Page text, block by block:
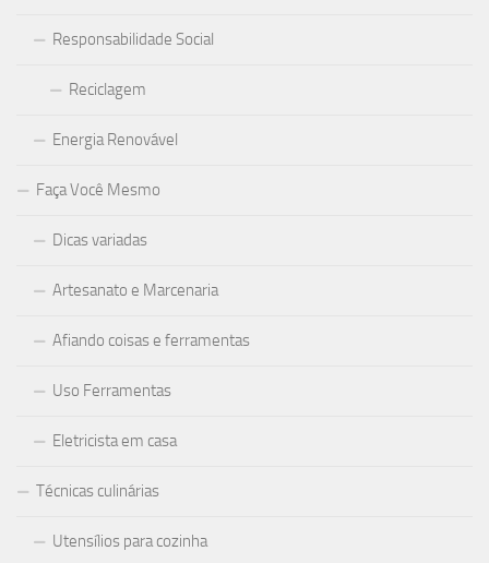
Responsabilidade Social
Reciclagem
Energia Renovável
Faça Você Mesmo
Dicas variadas
Artesanato e Marcenaria
Afiando coisas e ferramentas
Uso Ferramentas
Eletricista em casa
Técnicas culinárias
Utensílios para cozinha